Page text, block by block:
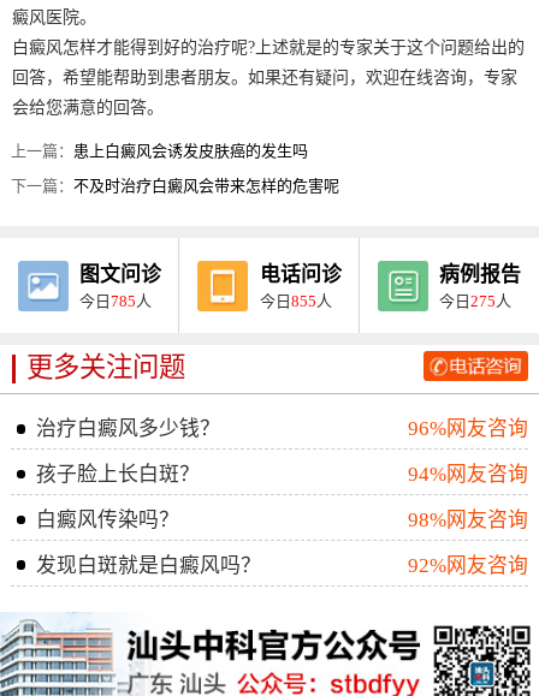
癜风医院。
白癜风怎样才能得到好的治疗呢?上述就是的专家关于这个问题给出的
回答，希望能帮助到患者朋友。如果还有疑问，欢迎在线咨询，专家
会给您满意的回答。
上一篇： 患上白癜风会诱发皮肤癌的发生吗
下一篇：不及时治疗白癜风会带来怎样的危害呢
图文问诊
今日785 人
电话问诊
今日855 人
病例报告
今日275 人
更多关注问题
治疗白癜风多少钱？
96%网友咨询
孩子脸上长白斑？
94%网友咨询
白癜风传染吗？
98%网友咨询
发现白斑就是白癜风吗？
92%网友咨询